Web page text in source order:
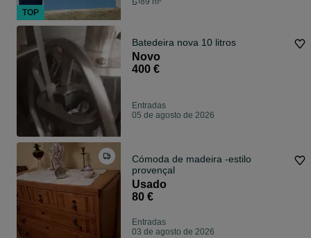
Batedeira nova 10 litros
Novo
400 €
Entradas
05 de agosto de 2026
Cómoda de madeira -estilo
provençal
Usado
80 €
Entradas
03 de agosto de 2026
TOP